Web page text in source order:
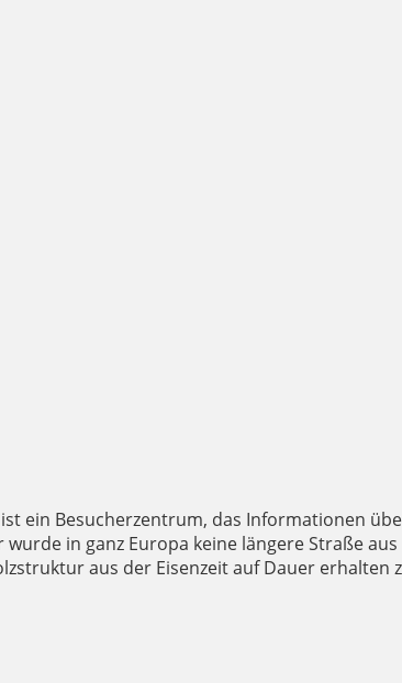
ein Besucherzentrum, das Informationen
in ganz Europa keine längere Straße
aus der Eisenzeit auf Dauer erhalten